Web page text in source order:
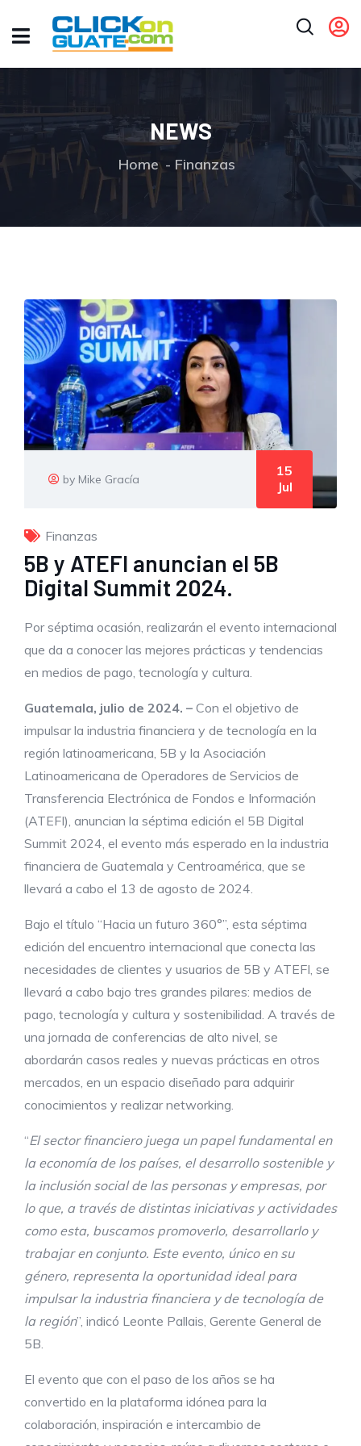
NEWS
Home Finanzas
by Mike Gracía
15
Jul
Finanzas
5B y ATEFI anuncian el 5B
Digital Summit 2024.
Por séptima ocasión, realizarán el evento internacional
que da a conocer las mejores prácticas y tendencias
en medios de pago, tecnología y cultura.
Guatemala, julio de 2024. – Con el objetivo de
impulsar la industria financiera y de tecnología en la
región latinoamericana, 5B y la Asociación
Latinoamericana de Operadores de Servicios de
Transferencia Electrónica de Fondos e Información
(ATEFI), anuncian la séptima edición el 5B Digital
Summit 2024, el evento más esperado en la industria
financiera de Guatemala y Centroamérica, que se
llevará a cabo el 13 de agosto de 2024.
Bajo el título “Hacia un futuro 360°”, esta séptima
edición del encuentro internacional que conecta las
necesidades de clientes y usuarios de 5B y ATEFI, se
llevará a cabo bajo tres grandes pilares: medios de
pago, tecnología y cultura y sostenibilidad. A través de
una jornada de conferencias de alto nivel, se
abordarán casos reales y nuevas prácticas en otros
mercados, en un espacio diseñado para adquirir
conocimientos y realizar networking.
“El sector financiero juega un papel fundamental en
la economía de los países, el desarrollo sostenible y
la inclusión social de las personas y empresas, por
lo que, a través de distintas iniciativas y actividades
como esta, buscamos promoverlo, desarrollarlo y
trabajar en conjunto. Este evento, único en su
género, representa la oportunidad ideal para
impulsar la industria financiera y de tecnología de
la región”, indicó Leonte Pallais, Gerente General de
5B.
El evento que con el paso de los años se ha
convertido en la plataforma idónea para la
colaboración, inspiración e intercambio de